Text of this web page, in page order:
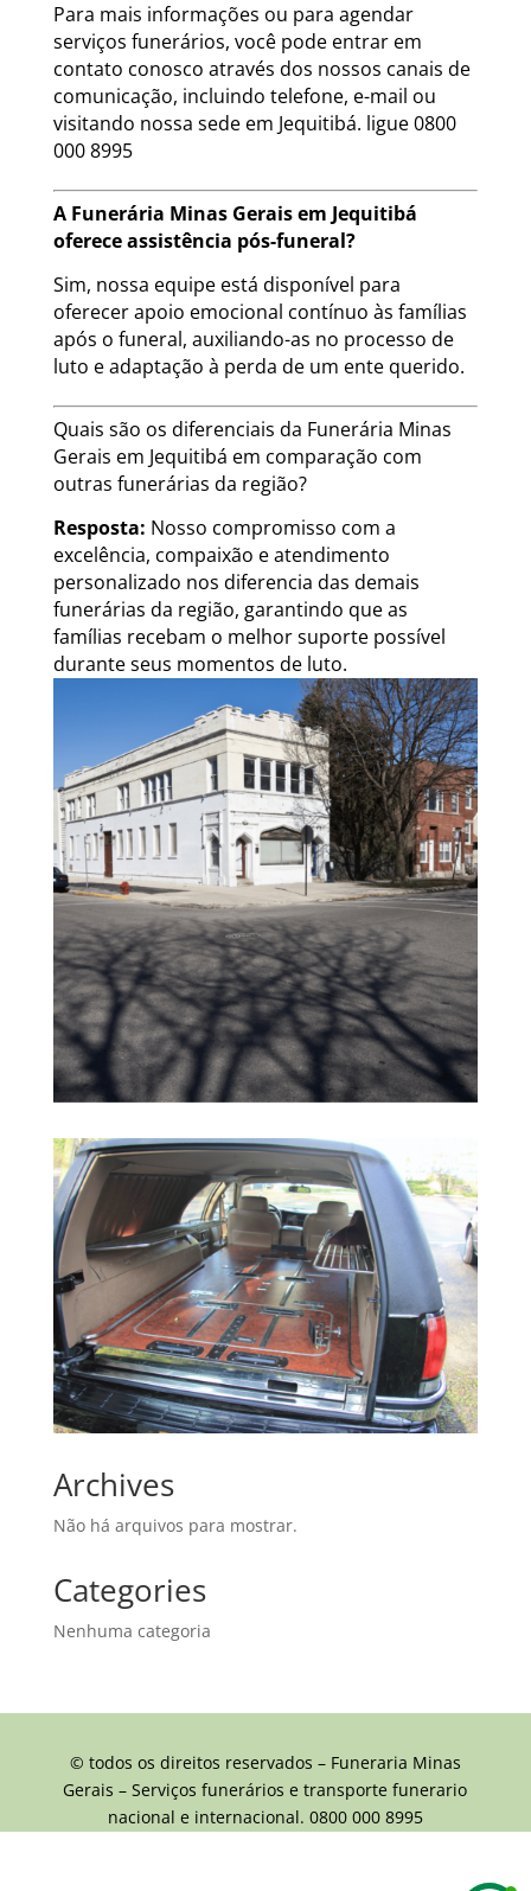
Para mais informações ou para agendar
serviços funerários, você pode entrar em
contato conosco através dos nossos canais de
comunicação, incluindo telefone, e-mail ou
visitando nossa sede em Jequitibá. ligue 0800
000 8995
A Funerária Minas Gerais em Jequitibá
oferece assistência pós-funeral?
Sim, nossa equipe está disponível para
oferecer apoio emocional contínuo às famílias
após o funeral, auxiliando-as no processo de
luto e adaptação à perda de um ente querido.
Quais são os diferenciais da Funerária Minas
Gerais em Jequitibá em comparação com
outras funerárias da região?
Resposta: Nosso compromisso com a
excelência, compaixão e atendimento
personalizado nos diferencia das demais
funerárias da região, garantindo que as
famílias recebam o melhor suporte possível
durante seus momentos de luto.
Archives
Não há arquivos para mostrar.
Categories
Nenhuma categoria
© todos os direitos reservados – Funeraria Minas
Gerais – Serviços funerários e transporte funerario
nacional e internacional. 0800 000 8995